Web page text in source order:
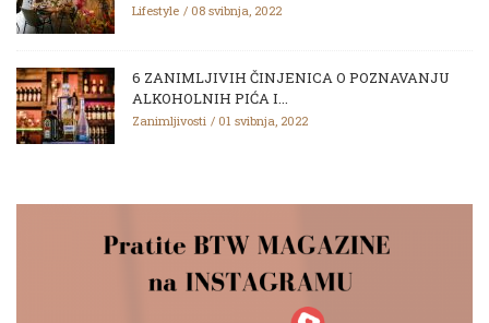
Lifestyle 08 svibnja, 2022
6 ZANIMLJIVIH ČINJENICA O POZNAVANJU
ALKOHOLNIH PIĆA I...
Zanimljivosti 01 svibnja, 2022